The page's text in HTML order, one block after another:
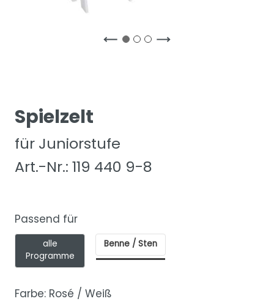
Spielzelt
für Juniorstufe
Art.-Nr.: 119 440 9-8
Passend für
alle
Programme
Benne / Sten
Farbe: Rosé / Weiß